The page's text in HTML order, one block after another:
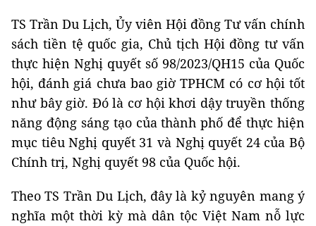
TS Trần Du Lịch, Ủy viên Hội đồng Tư vấn chính
sách tiền tệ quốc gia, Chủ tịch Hội đồng tư vấn
thực hiện Nghị quyết số 98/2023/QH15 của Quốc
hội, đánh giá chưa bao giờ TPHCM có cơ hội tốt
như bây giờ. Đó là cơ hội khơi dậy truyền thống
năng động sáng tạo của thành phố để thực hiện
mục tiêu Nghị quyết 31 và Nghị quyết 24 của Bộ
Chính trị, Nghị quyết 98 của Quốc hội.
Theo TS Trần Du Lịch, đây là kỷ nguyên mang ý
nghĩa một thời kỳ mà dân tộc Việt Nam nỗ lực